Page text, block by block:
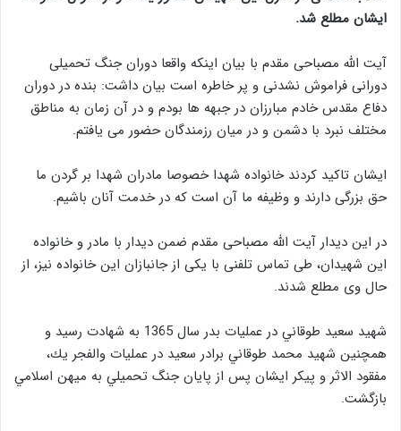
ایشان مطلع شد.
آیت الله مصباحی مقدم با بیان اینکه واقعا دوران جنگ تحمیلی
دورانی فراموش نشدنی و پر خاطره است بیان داشت: بنده در دوران
دفاع مقدس خادم مبارزان در جبهه ها بودم و در آن زمان به مناطق
مختلف نبرد با دشمن و در میان رزمندگان حضور می یافتم.
ایشان تاکید کردند خانواده شهدا خصوصا مادران شهدا بر گردن ما
حق بزرگی دارند و وظیفه ما آن است که در خدمت آنان باشیم.
در این دیدار آیت الله مصباحی مقدم ضمن دیدار با مادر و خانواده
این شهیدان، طی تماس تلفنی با یکی از جانبازان این خانواده نیز، از
حال وی مطلع شدند.
شهيد سعيد طوقاني در عمليات بدر سال 1365 به شهادت رسيد و
همچنين شهيد محمد طوقاني برادر سعيد در عمليات والفجر يك،
مفقود الاثر و پيكر ايشان پس از پايان جنگ تحميلي به ميهن اسلامي
بازگشت.